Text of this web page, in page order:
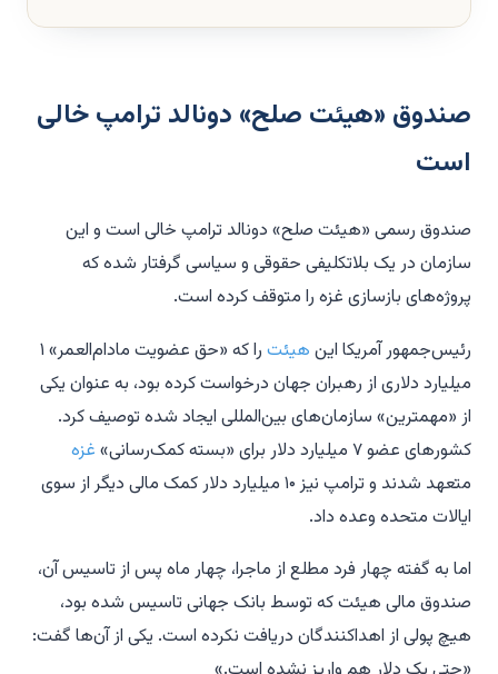
صندوق «هیئت صلح» دونالد ترامپ خالی
است
صندوق رسمی «هیئت صلح» دونالد ترامپ خالی است و این
سازمان در یک بلاتکلیفی حقوقی و سیاسی گرفتار شده که
پروژه‌های بازسازی غزه را متوقف کرده است.
رئیس‌جمهور آمریکا این هیئت
را که «حق عضویت مادام‌العمر» ۱
میلیارد دلاری از رهبران جهان درخواست کرده بود، به عنوان یکی
از «مهمترین» سازمان‌های بین‌المللی ایجاد شده توصیف کرد.
کشورهای عضو ۷ میلیارد دلار برای «بسته کمک‌رسانی»
غزه
متعهد شدند و ترامپ نیز ۱۰ میلیارد دلار کمک مالی دیگر از سوی
ایالات متحده وعده داد.
اما به گفته چهار فرد مطلع از ماجرا، چهار ماه پس از تاسیس آن،
صندوق مالی هیئت که توسط بانک جهانی تاسیس شده بود،
هیچ پولی از اهداکنندگان دریافت نکرده است. یکی از آن‌ها گفت: